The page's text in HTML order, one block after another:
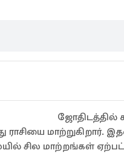
ஜோதிடத்தில்
ராசியை மாற்றுகிறார்.
சில மாற்றங்கள்